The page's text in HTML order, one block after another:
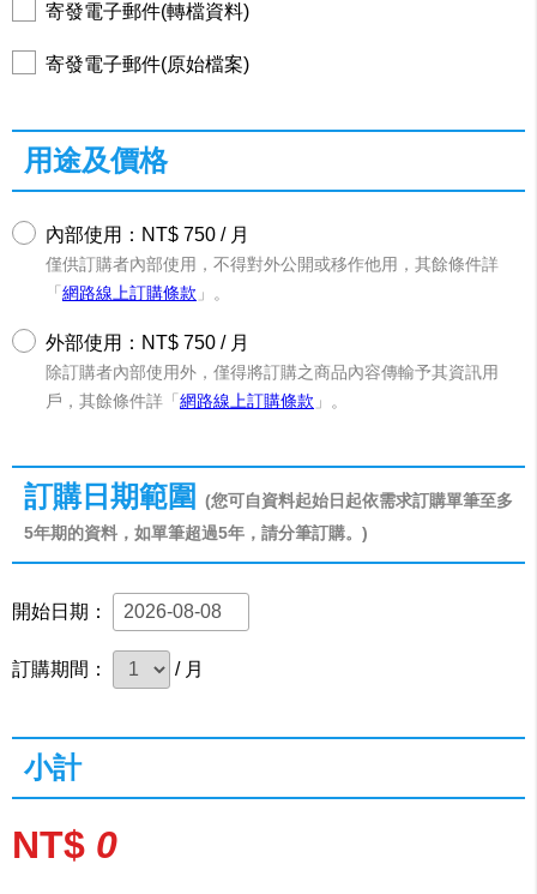
寄發電子郵件(轉檔資料)
寄發電子郵件(原始檔案)
用途及價格
內部使用：NT$ 750 / 月
僅供訂購者內部使用，不得對外公開或移作他用，其餘條件詳
「 網路線上訂購條款 」。
外部使用：NT$ 750 / 月
除訂購者內部使用外，僅得將訂購之商品內容傳輸予其資訊用
戶，其餘條件詳「 網路線上訂購條款 」。
訂購日期範圍
(您可自資料起始日起依需求訂購單筆至多
5年期的資料，如單筆超過5年，請分筆訂購。)
開始日期：
訂購期間： / 月
小計
NT$ 0